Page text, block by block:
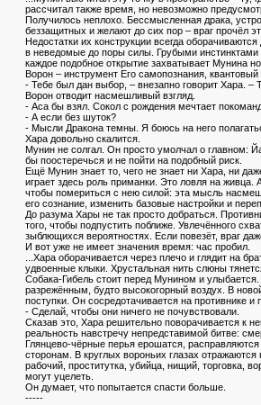
рассчитал также время, но невозможно
Получилось неплохо. Бессмысленная драка,
беззащитных и желают до сих пор – враг прочёл
Недостатки их конструкции всегда
в неведомые до поры силы. Грубыми инстинктами
каждое подобное открытие захватывает Мунина
Ворон – инструмент Его самопознания,
- Тебе был дан выбор, – внезапно говорит Хара.
Ворон отводит насмешливый взгляд.
- Аса бы взял. Сокол с рождения мечтает
- А если без шуток?
- Мысли Дракона темны. Я боюсь на него
Хара довольно скалится.
Мунин не солгал. Он просто умолчал о главном:
бы поостеречься и не пойти на подобный риск.
Ещё Мунин знает то, чего не знает ни Хара, ни
играет здесь роль приманки. Это ловля на живца.
чтобы помериться с нею силой: эта мысль
его сознание, изменить базовые настройки и
До разума Хары не так просто добраться.
того, чтобы подпустить поближе. Увлечённого
зыблющихся вероятностях. Если повезёт, враг
И вот уже не имеет значения время: час пробил.
...Хара оборачивается через плечо и глядит на
удвоенные клыки. Хрустальная нить слюны
Собака-Гибель стоит перед Мунином и
разрежённым, будто высокогорный воздух. В
поступки. Он сосредотачивается на противнике
- Сделай, чтобы они ничего не почувствовали.
Сказав это, Хара решительно поворачивается к
реальность навстречу непредставимой битве:
Глянцево-чёрные перья ерошатся,
сторонам. В круглых вороньих глазах
рабочий, проститутка, убийца, нищий, торговка,
могут уцелеть.
Он думает, что попытается спасти больше.
-----